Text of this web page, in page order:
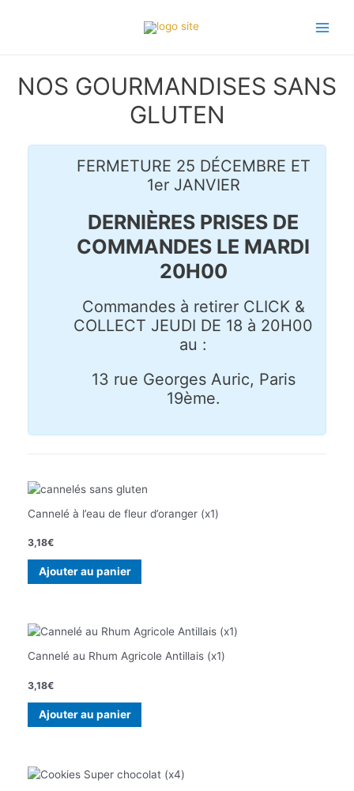
NOS GOURMANDISES SANS
GLUTEN
FERMETURE 25 DÉCEMBRE ET
1er JANVIER
DERNIÈRES PRISES DE
COMMANDES LE MARDI
20H00
Commandes à retirer CLICK &
COLLECT JEUDI DE 18 à 20H00
au :
13 rue Georges Auric, Paris
19ème.
Cannelé à l’eau de fleur d’oranger (x1)
3,18€
Ajouter au panier
Cannelé au Rhum Agricole Antillais (x1)
3,18€
Ajouter au panier